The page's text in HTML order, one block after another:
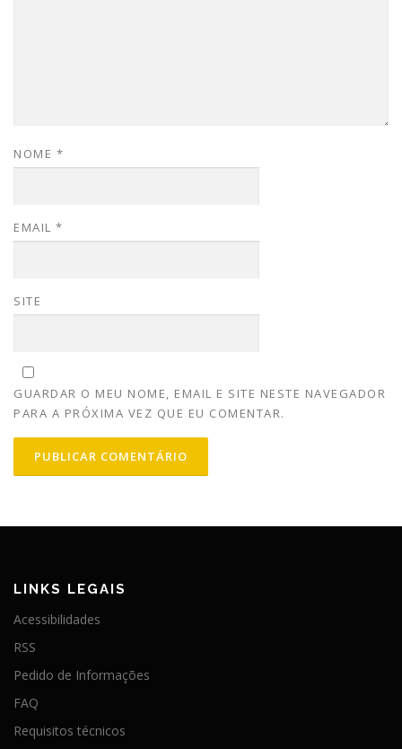
NOME *
EMAIL *
SITE
GUARDAR O MEU NOME, EMAIL E SITE NESTE NAVEGADOR
PARA A PRÓXIMA VEZ QUE EU COMENTAR.
LINKS LEGAIS
Acessibilidades
RSS
Pedido de Informações
FAQ
Requisitos técnicos